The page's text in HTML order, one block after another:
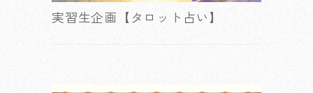
実習生企画【タロット占い】